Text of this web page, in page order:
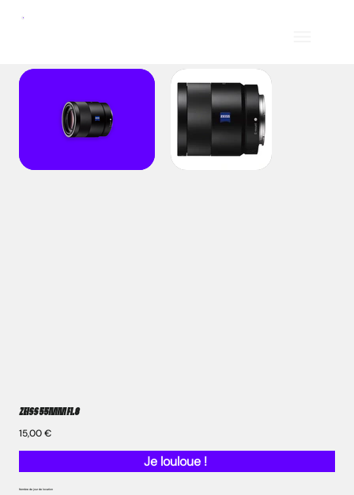
ZEISS 55mm F1.8
Prix
15,00 €
Je louloue !
Nombre de jour de location